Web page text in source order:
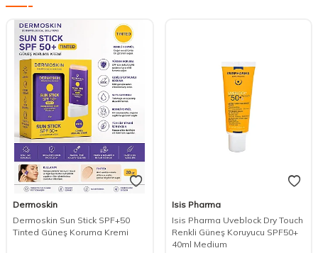
Dermoskin
Dermoskin Sun Stick SPF+50
Tinted Güneş Koruma Kremi
Isis Pharma
Isis Pharma Uveblock Dry Touch
Renkli Güneş Koruyucu SPF50+
40ml Medium